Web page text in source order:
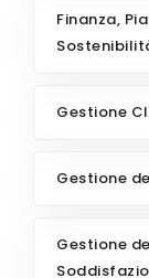
Finanza,
Gestione
Gestione
Gestione